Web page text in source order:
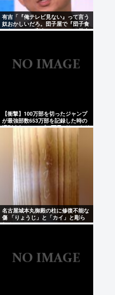
ヽ´ん`)「悪口ではないけ
有吉「『俺テレビ見ない』って言う
奴おかしいだろ。団子屋で『団子食
べない』って言うか？こっちは芸人
【衝撃】100万部を切ったジャンプ
が最強部数653万部を記録した時の
週刊少年ジャンプの面子がヤバすぎ
名古屋城本丸御殿の柱に修復不能な
傷 「りょうじ」と「カイ」と彫ら
れる